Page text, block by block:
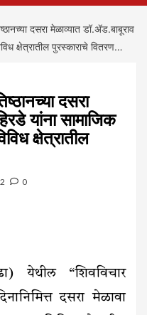
दसरा मेळाव्यात डॉ.ॲड.बाबूराव
क्षेत्रातील पुरस्काराचे वितरण…
दसरा
यांना सामाजिक
क्षेत्रातील
0
येथील “शिवविचार
दसरा मेळावा